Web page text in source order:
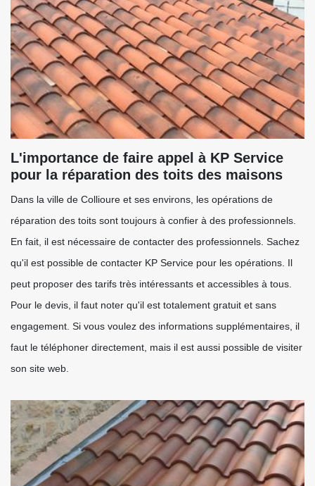
L'importance de faire appel à KP Service
pour la réparation des toits des maisons
Dans la ville de Collioure et ses environs, les opérations de
réparation des toits sont toujours à confier à des professionnels.
En fait, il est nécessaire de contacter des professionnels. Sachez
qu'il est possible de contacter KP Service pour les opérations. Il
peut proposer des tarifs très intéressants et accessibles à tous.
Pour le devis, il faut noter qu'il est totalement gratuit et sans
engagement. Si vous voulez des informations supplémentaires, il
faut le téléphoner directement, mais il est aussi possible de visiter
son site web.